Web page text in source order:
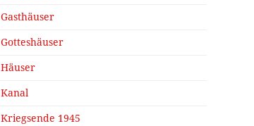
Gasthäuser
Gotteshäuser
Häuser
Kanal
Kriegsende 1945